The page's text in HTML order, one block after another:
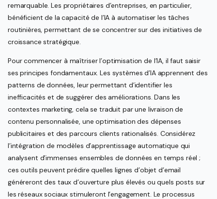
remarquable. Les propriétaires d’entreprises, en particulier,
bénéficient de la capacité de l’IA à automatiser les tâches
routinières, permettant de se concentrer sur des initiatives de
croissance stratégique.
Pour commencer à maîtriser l’optimisation de l’IA, il faut saisir
ses principes fondamentaux. Les systèmes d’IA apprennent des
patterns de données, leur permettant d’identifier les
inefficacités et de suggérer des améliorations. Dans les
contextes marketing, cela se traduit par une livraison de
contenu personnalisée, une optimisation des dépenses
publicitaires et des parcours clients rationalisés. Considérez
l’intégration de modèles d’apprentissage automatique qui
analysent d’immenses ensembles de données en temps réel ;
ces outils peuvent prédire quelles lignes d’objet d’email
généreront des taux d’ouverture plus élevés ou quels posts sur
les réseaux sociaux stimuleront l’engagement. Le processus